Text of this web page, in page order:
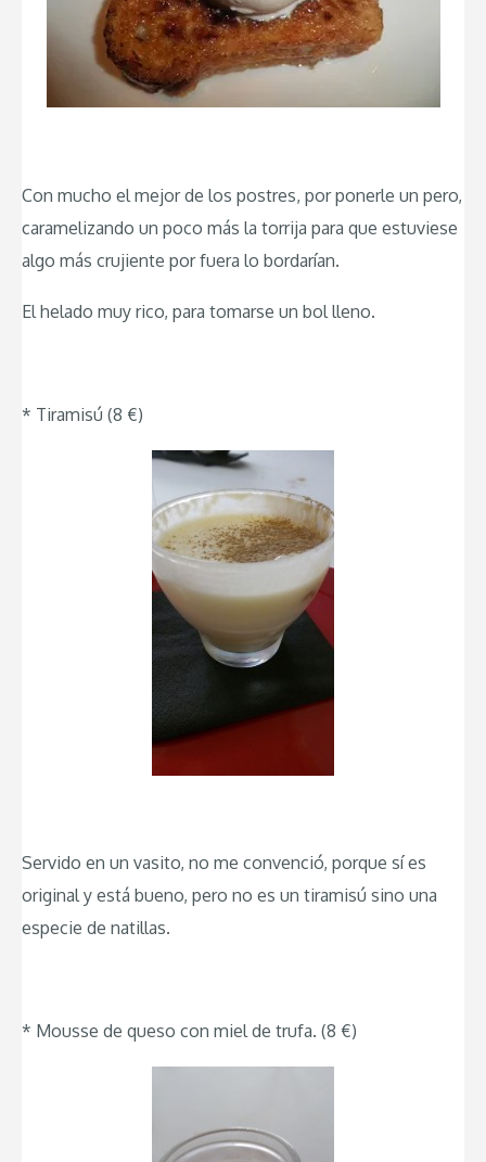
Con mucho el mejor de los postres, por ponerle un pero,
caramelizando un poco más la torrija para que estuviese
algo más crujiente por fuera lo bordarían.
El helado muy rico, para tomarse un bol lleno.
* Tiramisú (8 €)
Servido en un vasito, no me convenció, porque sí es
original y está bueno, pero no es un tiramisú sino una
especie de natillas.
* Mousse de queso con miel de trufa. (8 €)